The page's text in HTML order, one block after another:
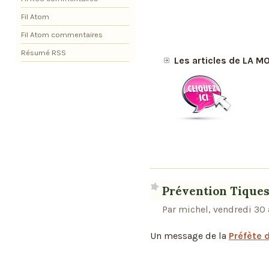
Les articles de LA
Prévention
Par michel, vendredi 30
Un message de la Préfète
Fil Atom
Fil Atom commentaires
Résumé RSS